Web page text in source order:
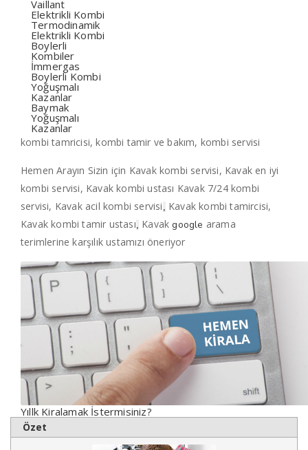
Vaillant
Elektrikli Kombi
Termodinamik
Elektrikli Kombi
Boylerli
Kombiler
İmmergas
Boylerli Kombi
Yoğuşmalı
Kazanlar
Baymak
Yoğuşmalı
Kazanlar
kombi tamricisi, kombi tamir ve bakım, kombi servisi
Hemen Arayın Sizin için Kavak kombi servisi, Kavak en iyi
kombi servisi, Kavak kombi ustası Kavak 7/24 kombi
servisi, Kavak acil kombi servisi , Kavak kombi tamircisi,
Kavak kombi tamir ustası, Kavakgoogle arama
terimlerine karşılık ustamızı öneriyor
Yıllk Kiralamak İstermisiniz?
Özet